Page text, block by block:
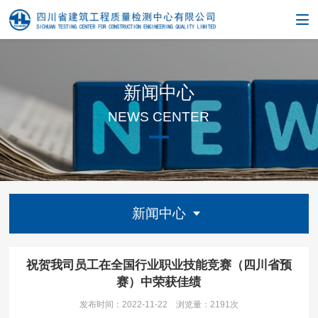
新闻中心
NEWS CENTER
新闻中心
祝贺我司员工在全国行业职业技能竞赛（四川省预
赛）中荣获佳绩
发布时间：2022-11-22 浏览量： 2191次